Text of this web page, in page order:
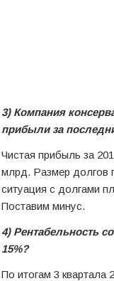
3) Компания
прибыли за
Чистая прибыль за
млрд. Размер долгов
ситуация с долгами
Поставим минус.
4) Рентабельность
15%?
По итогам 3